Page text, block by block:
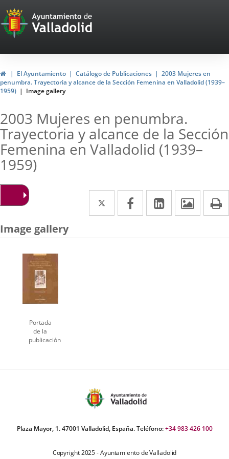
Portal
Web
del
Ayuntamiento
de
Valladolid
HomeEl Ayuntamiento Catálogo de Publicaciones
2003 Mujeres en
penumbra. Trayectoria y alcance de la Sección Femenina en Valladolid (1939–
1959)
Image gallery
2003 Mujeres en penumbra.
Trayectoria y alcance de la Sección
Femenina en Valladolid (1939–
1959)
Twitter
Enlace
a
una
Facebook
Enlace
a
una
Linkedin
Enlace
a
una
Image gallery
Portada
de la
publicación
Plaza Mayor, 1. 47001 Valladolid, España. Teléfono:+34 983 426 100
Copyright 2025 - Ayuntamiento de Valladolid